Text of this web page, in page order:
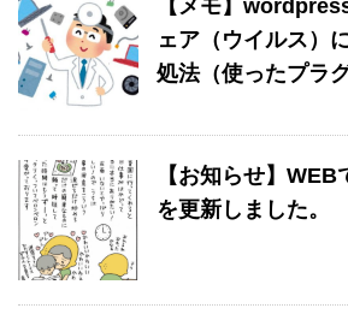
【メモ】
ェア（ウイルス）
処法（使ったプラ
【お知らせ】
を更新しました。